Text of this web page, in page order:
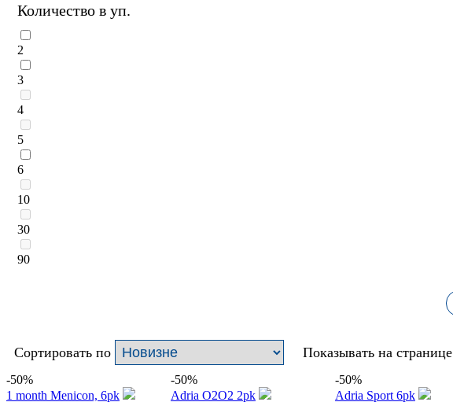
Количество в уп.
2
3
4
5
6
10
30
90
Сортировать по Показывать на странице
-50%
1 month Menicon, 6pk
-50%
Adria O2O2 2pk
-50%
Adria Sport 6pk